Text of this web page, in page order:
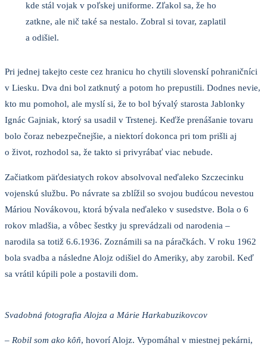
kde stál vojak v poľskej uniforme. Zľakol sa, že ho
zatkne, ale nič také sa nestalo. Zobral si tovar, zaplatil
a odišiel.
Pri jednej takejto ceste cez hranicu ho chytili slovenskí pohraničníci
v Liesku. Dva dni bol zatknutý a potom ho prepustili. Dodnes nevie,
kto mu pomohol, ale myslí si, že to bol bývalý starosta Jablonky
Ignác Gajniak, ktorý sa usadil v Trstenej. Keďže prenášanie tovaru
bolo čoraz nebezpečnejšie, a niektorí dokonca pri tom prišli aj
o život, rozhodol sa, že takto si privyrábať viac nebude.
Začiatkom päťdesiatych rokov absolvoval neďaleko Szczecinku
vojenskú službu. Po návrate sa zblížil so svojou budúcou nevestou
Máriou Novákovou, ktorá bývala neďaleko v susedstve. Bola o 6
rokov mladšia, a vôbec šestky ju sprevádzali od narodenia –
narodila sa totiž 6.6.1936. Zoznámili sa na páračkách. V roku 1962
bola svadba a následne Alojz odišiel do Ameriky, aby zarobil. Keď
sa vrátil kúpili pole a postavili dom.
Svadobná fotografia Alojza a Márie Harkabuzikovcov
– Robil som ako kôň, hovorí Alojz. Vypomáhal v miestnej pekárni,